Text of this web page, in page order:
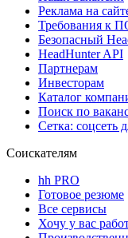
Реклама на
Требования к
Безопасный
HeadHunter API
Партнерам
Инвесторам
Каталог
Поиск по
Сетка: соцсеть
Соискателям
hh PRO
Готовое резюме
Все сервисы
Хочу у вас